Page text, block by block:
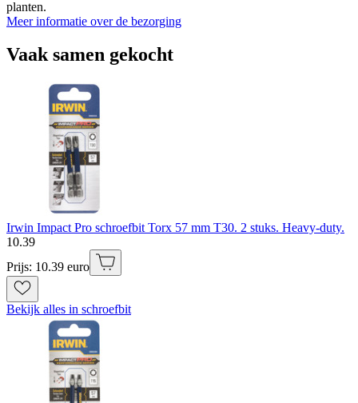
planten.
Meer informatie over de bezorging
Vaak samen gekocht
Irwin Impact Pro schroefbit Torx 57 mm T30. 2 stuks. Heavy-duty.
10.39
Prijs: 10.39 euro
Bekijk alles in schroefbit